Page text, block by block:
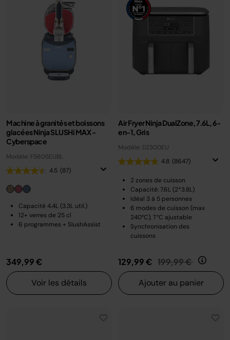
Machine à granités et boissons
glacées Ninja SLUSHi MAX -
Cyberspace
Modèle: FS605EUBL
4.5 (87)
Capacité 4.4L (3.3L util.)
12+ verres de 25 cl
6 programmes + SlushAssist
349,99 €
Voir les détails
Air Fryer Ninja DualZone, 7.6L, 6-
en-1, Gris
Modèle: DZ300EU
4.8 (8647)
2 zones de cuisson
Capacité: 7.6L (2*3.8L)
Idéal 3 à 5 personnes
6 modes de cuisson (max
240°C), T°C ajustable
Synchronisation des
cuissons
129,99 € Prix réduit de
199,99 € au
Ajouter au panier